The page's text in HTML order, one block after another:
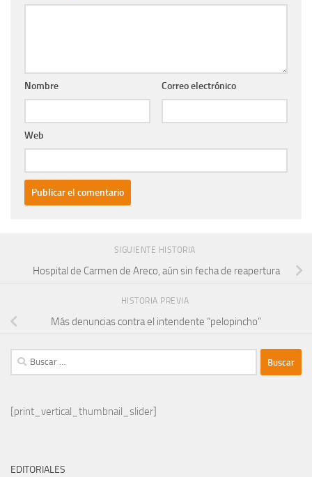
Nombre Correo electrónico
Web
SIGUIENTE HISTORIA
Hospital de Carmen de Areco, aún sin fecha de reapertura
HISTORIA PREVIA
Más denuncias contra el intendente “pelopincho”
Buscar:
[print_vertical_thumbnail_slider]
EDITORIALES